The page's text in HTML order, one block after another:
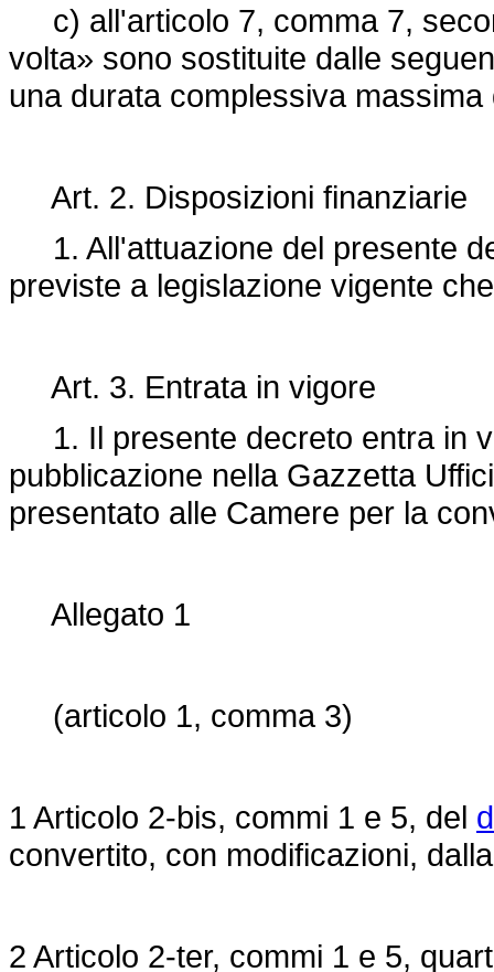
c) all'articolo 7, comma 7,
volta» sono sostituite dalle
una durata complessiva
Art. 2. Disposizioni finanziarie
1. All'attuazione del presente
previste a legislazione vigente
Art. 3. Entrata in vigore
1. Il presente decreto entra in
pubblicazione nella Gazzetta
presentato alle Camere per la
Allegato 1
(articolo 1, comma 3)
1 Articolo 2-bis, commi 1 e 5, del
convertito, con modificazioni,
2 Articolo 2-ter, commi 1 e 5,